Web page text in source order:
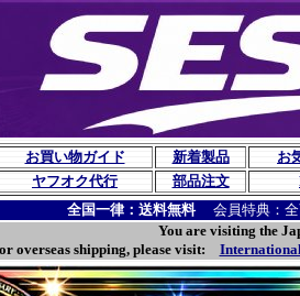
お買い物ガイド 新着製品 お
ヤフオク代行 部品注文
全国一律：送料無料会員特典：全
You are visiting the
overseas shipping, please visit: